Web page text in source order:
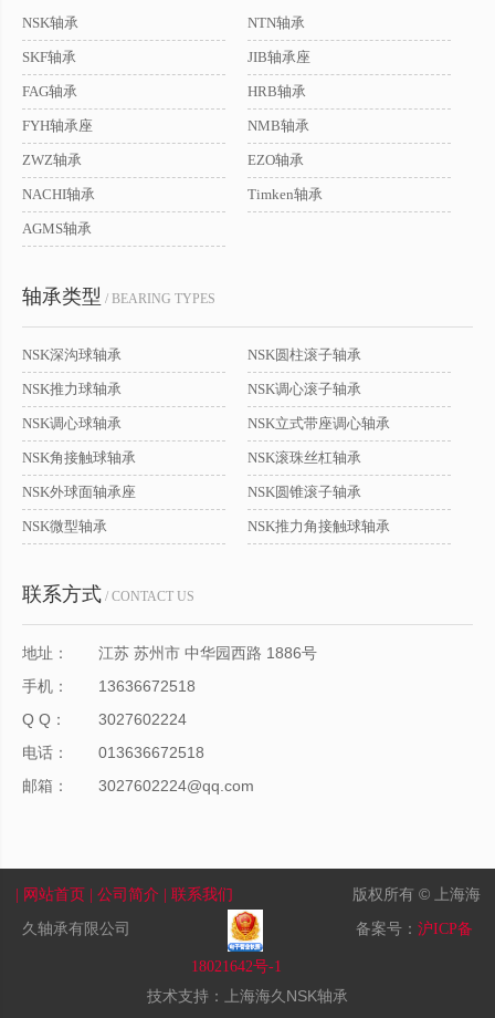
NSK轴承 NTN轴承
SKF轴承 JIB轴承座
FAG轴承 HRB轴承
FYH轴承座 NMB轴承
ZWZ轴承 EZO轴承
NACHI轴承 Timken轴承
AGMS轴承
轴承类型 / BEARING TYPES
NSK深沟球轴承 NSK圆柱滚子轴承
NSK推力球轴承 NSK调心滚子轴承
NSK调心球轴承 NSK立式带座调心轴承
NSK角接触球轴承 NSK滚珠丝杠轴承
NSK外球面轴承座 NSK圆锥滚子轴承
NSK微型轴承 NSK推力角接触球轴承
联系方式 / CONTACT US
地址：
江苏 苏州市 中华园西路 1886号
手机：
13636672518
Q Q：
3027602224
电话：
013636672518
邮箱：
3027602224@qq.com
| 网站首页 | 公司简介 | 联系我们
版权所有 © 上海海
久轴承有限公司
备案号： 沪ICP备
18021642号-1
技术支持：上海海久NSK轴承